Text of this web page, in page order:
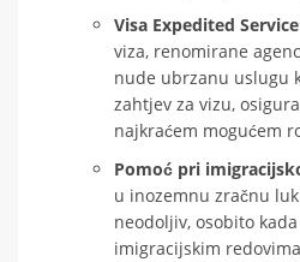
Visa Expedited
viza, renomirane
nude ubrzanu uslugu
zahtjev za vizu,
najkraćem mogućem
Pomoć pri
u inozemnu zračnu
neodoljiv, osobito
imigracijskim